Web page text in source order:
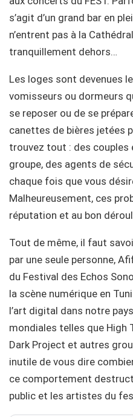
s’agit d’un grand bar en
n’entrent pas à la
tranquillement dehors…
Les loges sont devenues
vomisseurs ou dormeurs
se reposer ou de se
canettes de bières jetées
trouvez tout : des couples
groupe, des agents de
chaque fois que vous
Malheureusement, ces
réputation et au bon
Tout de même, il faut
par une seule personne,
du Festival des Echos
la scène numérique en
l’art digital dans notre
mondiales telles que High
Dark Project et autres
inutile de vous dire
ce comportement
public et les artistes du